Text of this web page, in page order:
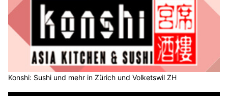
Konshi: Sushi und mehr in Zürich und Volketswil ZH